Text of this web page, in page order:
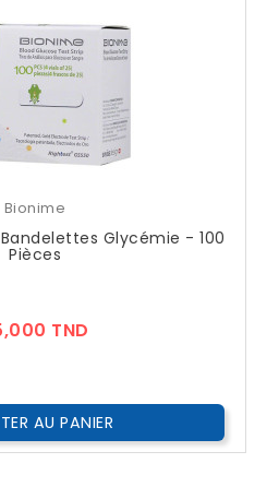
Bionime
Glycémie - 100
Pièces
TND
AU PANIER